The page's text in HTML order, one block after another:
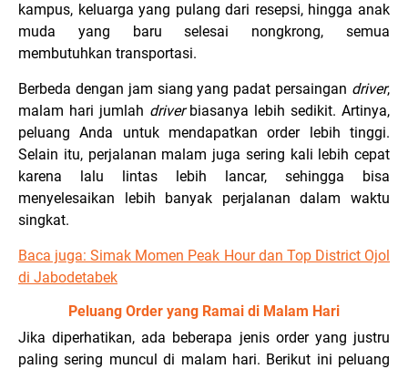
kampus, keluarga yang pulang dari resepsi, hingga anak
muda yang baru selesai nongkrong, semua
membutuhkan transportasi.
Berbeda dengan jam siang yang padat persaingan driver,
malam hari jumlah driverbiasanya lebih sedikit. Artinya,
peluang Anda untuk mendapatkan order lebih tinggi.
Selain itu, perjalanan malam juga sering kali lebih cepat
karena lalu lintas lebih lancar, sehingga bisa
menyelesaikan lebih banyak perjalanan dalam waktu
singkat.
Baca juga:Simak Momen Peak Hour dan Top District Ojol
di Jabodetabek
Peluang Order yang Ramai di Malam Hari
Jika diperhatikan, ada beberapa jenis order yang justru
paling sering muncul di malam hari. Berikut ini peluang